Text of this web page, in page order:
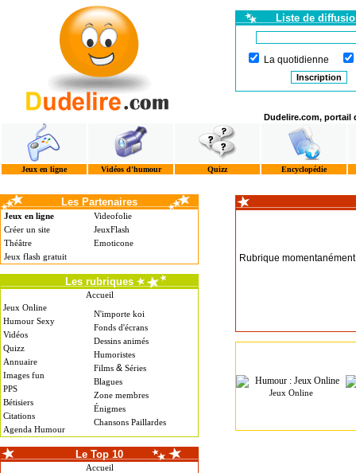
Liste de
La quotidienne
Dudelire.com, portail
Jeux en ligne Vidéos d'humour Quizz Encyclopédie
Les Partenaires
Jeux en ligne
Créer un site
Théâtre
Jeux flash gratuit
Videofolie
JeuxFlash
Emoticone
Les rubriques
Accueil
Jeux Online
Humour Sexy
Vidéos
Quizz
Annuaire
Images fun
PPS
Bétisiers
Citations
Agenda Humour
N'importe koi
Fonds d'écrans
Dessins animés
Humoristes
Films & Séries
Blagues
Zone membres
Énigmes
Chansons Paillardes
Le Top 10
Accueil
Rubrique
Jeux Online